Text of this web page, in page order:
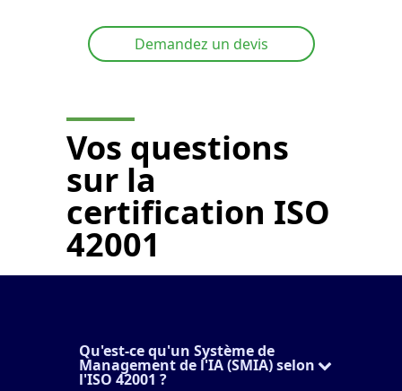
Demandez un devis
Vos questions
sur la
certification ISO
42001
Qu'est-ce qu'un Système de
Management de l'IA (SMIA) selon
l'ISO 42001 ?